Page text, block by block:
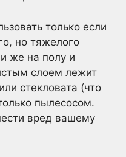
только если
но тяжелого
же на полу и
слоем лежит
стекловата (что
пылесосом.
вред вашему